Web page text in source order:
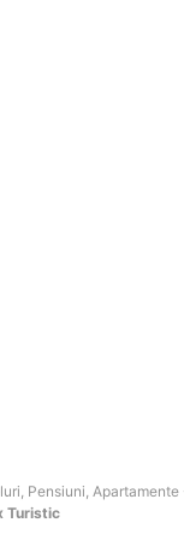
Pensiuni, Apartamente
Turistic